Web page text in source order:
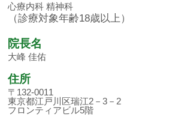
心療内科 精神科
（診療対象年齢18歳以上）
院長名
大峰 佳佑
住所
〒132-0011
東京都江戸川区瑞江2－3－2
フロンティアビル5階